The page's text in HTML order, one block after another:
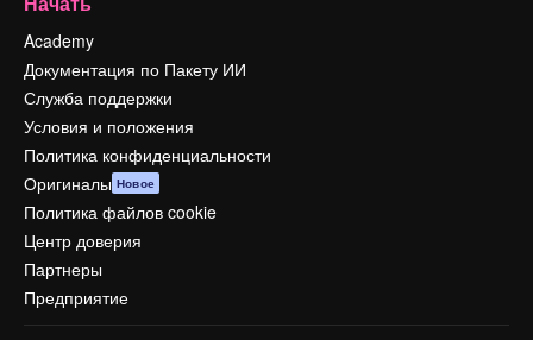
Academy
Документация по Пакету ИИ
Служба поддержки
Условия и положения
Политика конфиденциальности
Оригиналы Новое
Политика файлов cookie
Центр доверия
Партнеры
Предприятие